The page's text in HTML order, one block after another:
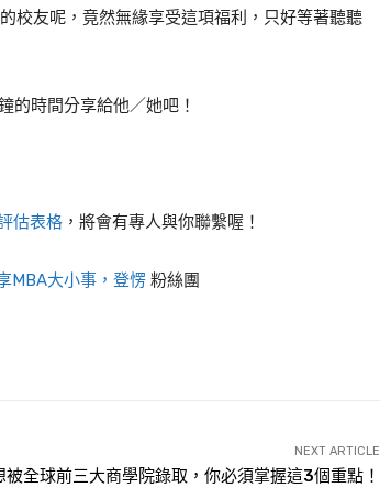
校友呢，竟然無緣享受這項福利，只好等著聽聽
的時間分享給他／她吧！
估表格 ，將會有專人與你聯繫喔！
MBA大小事，登愣 粉絲團
NEXT ARTICLE
被全球前三大商學院錄取，你必須掌握這3個重點！